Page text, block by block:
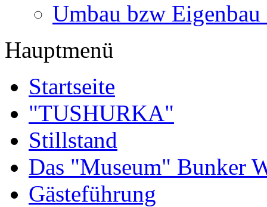
Umbau bzw
Hauptmenü
Startseite
"TUSHURKA"
Stillstand
Das "Museum" Bunker
Gästeführung